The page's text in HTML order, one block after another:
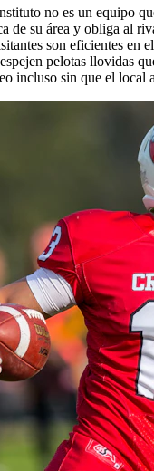
no es un equipo
de su área y obliga al
son eficientes en
pelotas llovidas
incluso sin que el local